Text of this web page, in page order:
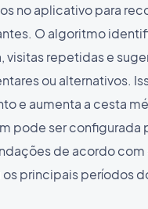
no aplicativo para
O algoritmo
visitas repetidas e
ou alternativos.
e aumenta a cesta
pode ser configurada
de acordo com
principais períodos